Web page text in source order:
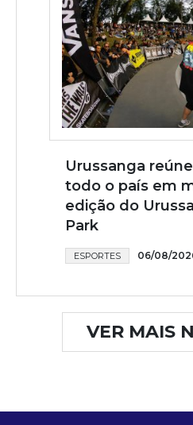
Urussanga
todo o país em
edição do
Park
ESPORTES 06/08/
VER MAIS